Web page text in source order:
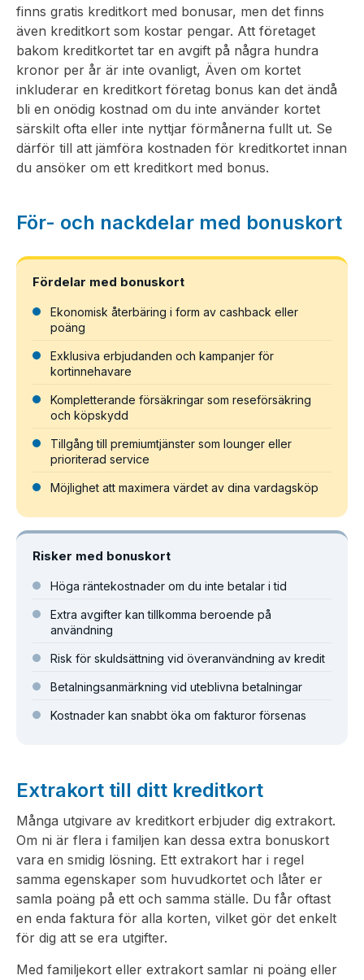
finns gratis kreditkort med bonusar, men det finns
även kreditkort som kostar pengar. Att företaget
bakom kreditkortet tar en avgift på några hundra
kronor per år är inte ovanligt, Även om kortet
inkluderar en kreditkort företag bonus kan det ändå
bli en onödig kostnad om du inte använder kortet
särskilt ofta eller inte nyttjar förmånerna fullt ut. Se
därför till att jämföra kostnaden för kreditkortet innan
du ansöker om ett kreditkort med bonus.
För- och nackdelar med bonuskort
Fördelar med bonuskort
Ekonomisk återbäring i form av cashback eller
poäng
Exklusiva erbjudanden och kampanjer för
kortinnehavare
Kompletterande försäkringar som reseförsäkring
och köpskydd
Tillgång till premiumtjänster som lounger eller
prioriterad service
Möjlighet att maximera värdet av dina vardagsköp
Risker med bonuskort
Höga räntekostnader om du inte betalar i tid
Extra avgifter kan tillkomma beroende på
användning
Risk för skuldsättning vid överanvändning av kredit
Betalningsanmärkning vid uteblivna betalningar
Kostnader kan snabbt öka om fakturor försenas
Extrakort till ditt kreditkort
Många utgivare av kreditkort erbjuder dig extrakort.
Om ni är flera i familjen kan dessa extra bonuskort
vara en smidig lösning. Ett extrakort har i regel
samma egenskaper som huvudkortet och låter er
samla poäng på ett och samma ställe. Du får oftast
en enda faktura för alla korten, vilket gör det enkelt
för dig att se era utgifter.
Med familjekort eller extrakort samlar ni poäng eller